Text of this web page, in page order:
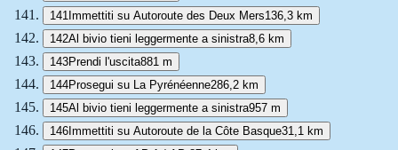
141 Immettiti su Autoroute des Deux Mers136,3 km
142Al bivio tieni leggermente a sinistra8,6 km
143Prendi l'uscita881 m
144Prosegui su La Pyrénéenne286,2 km
145Al bivio tieni leggermente a sinistra957 m
146Immettiti su Autoroute de la Côte Basque31,1 km